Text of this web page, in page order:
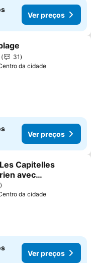
Ver preços
aos favoritos
31
da cidade
Ver preços
aos favoritos
Capitelles
avec
plage-
Splendide
da cidade
Ver preços